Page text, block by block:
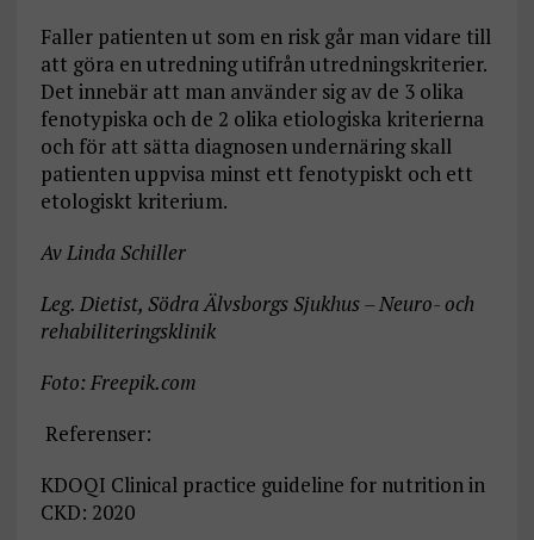
Faller patienten ut som en risk går man vidare till
att göra en utredning utifrån utredningskriterier.
Det innebär att man använder sig av de 3 olika
fenotypiska och de 2 olika etiologiska kriterierna
och för att sätta diagnosen undernäring skall
patienten uppvisa minst ett fenotypiskt och ett
etologiskt kriterium.
Av Linda Schiller
Leg. Dietist, Södra Älvsborgs Sjukhus – Neuro- och
rehabiliteringsklinik
Foto: Freepik.com
Referenser:
KDOQI Clinical practice guideline for nutrition in
CKD: 2020